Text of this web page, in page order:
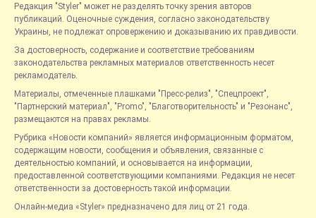
Редакция "Styler" может не разделять точку зрения авторов
публикаций. Оценочные суждения, согласно законодательству
Украины, не подлежат опровержению и доказыванию их правдивости.
За достоверность, содержание и соответствие требованиям
законодательства рекламных материалов ответственность несет
рекламодатель.
Материалы, отмеченные плашками "Пресс-релиз", "Спецпроект",
"Партнерский материал", "Promo", "Благотворительность" и "Резонанс",
размещаются на правах рекламы.
Рубрика «Новости компаний» является информационным форматом,
содержащим новости, сообщения и объявления, связанные с
деятельностью компаний, и основывается на информации,
предоставленной соответствующими компаниями. Редакция не несет
ответственности за достоверность такой информации.
Онлайн-медиа «Styler» предназначено для лиц от 21 года.